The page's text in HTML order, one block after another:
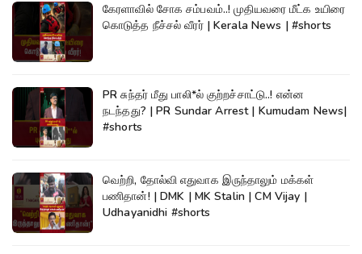
கேரளாவில் சோக சம்பவம்..! முதியவரை மீட்க உயிரை
கொடுத்த நீச்சல் வீரர் | Kerala News | #shorts
PR சுந்தர் மீது பாலி*ல் குற்றச்சாட்டு..! என்ன
நடந்தது? | PR Sundar Arrest | Kumudam News|
#shorts
வெற்றி, தோல்வி எதுவாக இருந்தாலும் மக்கள்
பணிதான்! | DMK | MK Stalin | CM Vijay |
Udhayanidhi #shorts